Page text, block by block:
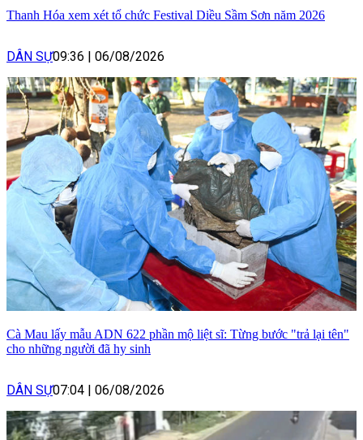
Thanh Hóa xem xét tổ chức Festival Diều Sầm Sơn năm 2026
DÂN SỰ09:36 06/08/2026
Cà Mau lấy mẫu ADN 622 phần mộ liệt sĩ: Từng bước "trả lại tên"
cho những người đã hy sinh
DÂN SỰ07:04 06/08/2026